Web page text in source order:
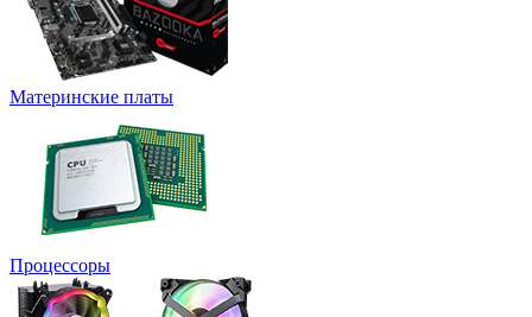
Материнские платы
Процессоры